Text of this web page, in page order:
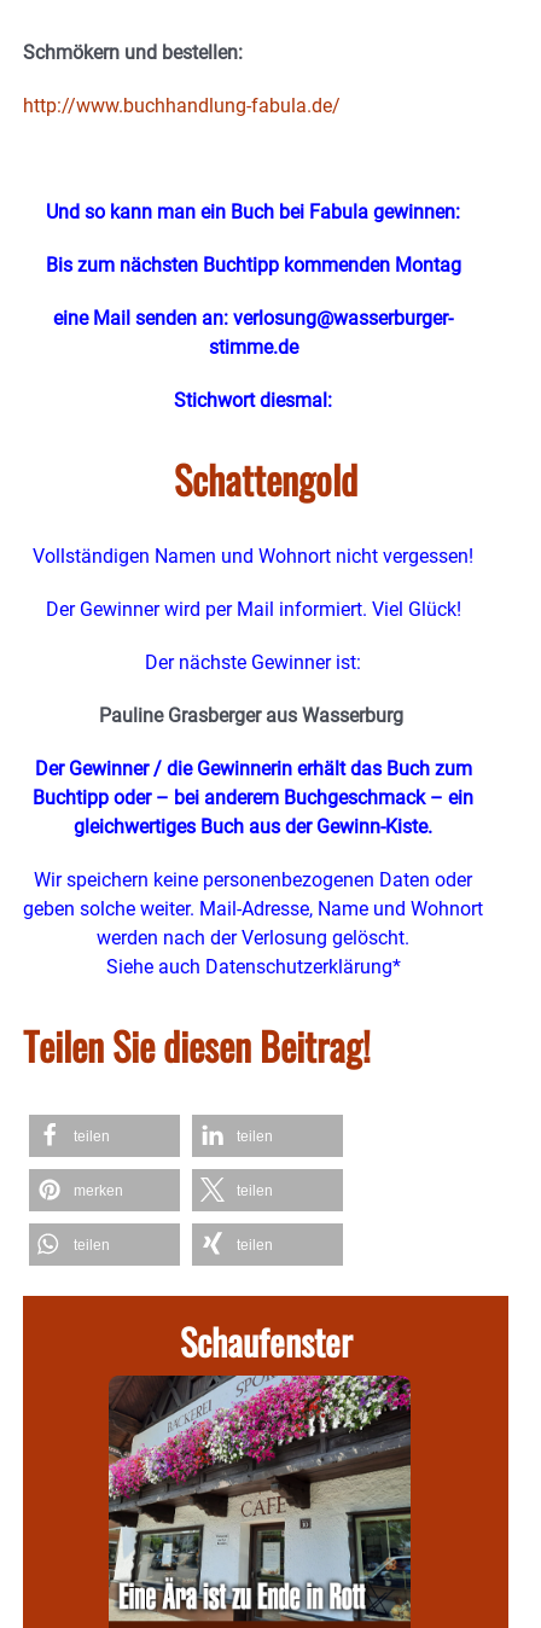
Schmökern und bestellen:
http://www.buchhandlung-fabula.de/
Und so kann man ein Buch bei Fabula gewinnen:
Bis zum nächsten Buchtipp kommenden Montag
eine Mail senden an:verlosung@wasserburger-
stimme.de
Stichwort diesmal:
Schattengold
Vollständigen Namen und Wohnort nicht vergessen!
Der Gewinner wird per Mail informiert. Viel Glück!
Der nächste Gewinner ist:
Pauline Grasberger aus Wasserburg
Der Gewinner / die Gewinnerin erhält das Buch zum
Buchtipp oder – bei anderem Buchgeschmack – ein
gleichwertiges Buch aus der Gewinn-Kiste.
Wir speichern keine personenbezogenen Daten oder
geben solche weiter. Mail-Adresse, Name und Wohnort
werden nach der Verlosung gelöscht.
Siehe auch Datenschutzerklärung*
Teilen Sie diesen Beitrag!
teilen teilen
merken teilen
teilen teilen
Schaufenster